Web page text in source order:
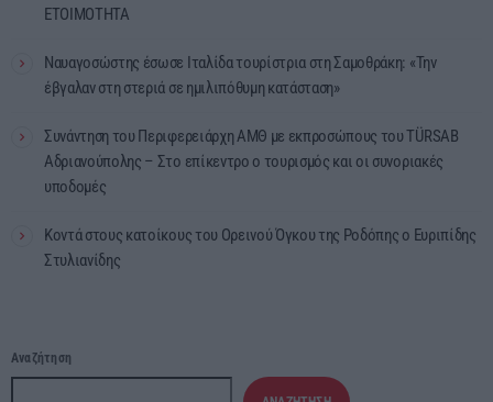
ΕΤΟΙΜΟΤΗΤΑ
Ναυαγοσώστης έσωσε Ιταλίδα τουρίστρια στη Σαμοθράκη: «Την
έβγαλαν στη στεριά σε ημιλιπόθυμη κατάσταση»
Συνάντηση του Περιφερειάρχη ΑΜΘ με εκπροσώπους του TÜRSAB
Αδριανούπολης – Στο επίκεντρο ο τουρισμός και οι συνοριακές
υποδομές
Κοντά στους κατοίκους του Ορεινού Όγκου της Ροδόπης ο Ευριπίδης
Στυλιανίδης
Αναζήτηση